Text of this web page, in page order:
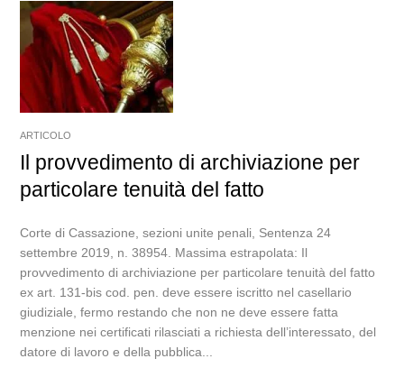
ARTICOLO
Il provvedimento di archiviazione per
particolare tenuità del fatto
Corte di Cassazione, sezioni unite penali, Sentenza 24
settembre 2019, n. 38954. Massima estrapolata: Il
provvedimento di archiviazione per particolare tenuità del fatto
ex art. 131-bis cod. pen. deve essere iscritto nel casellario
giudiziale, fermo restando che non ne deve essere fatta
menzione nei certificati rilasciati a richiesta dell’interessato, del
datore di lavoro e della pubblica...